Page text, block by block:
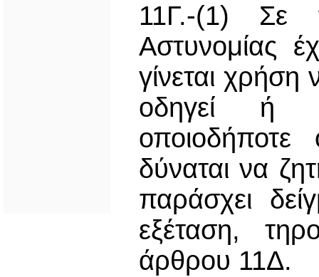
11Γ.-(1) Σε
Αστυνομίας
γίνεται
οδηγεί ή
δύναται να
παράσχει
εξέταση,
άρθρου 11Δ.